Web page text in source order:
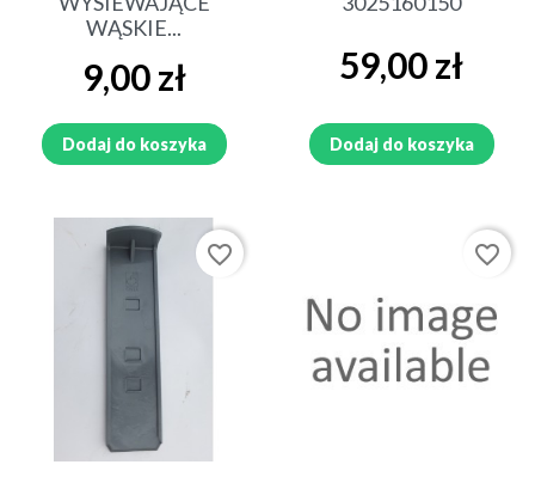
WĄSKIE...
Cena
9,00 zł
Dodaj do koszyka
Cena
59,00 zł
Dodaj do koszyka
favorite_border favorite_border